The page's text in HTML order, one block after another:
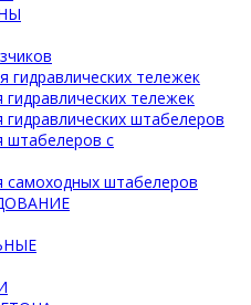
гидравлических тележек
тележек
гидравлических штабелеров
штабелеров с
самоходных штабелеров